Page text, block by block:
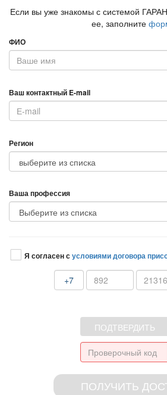
Если вы уже знакомы с системой
ее, заполните
ФИО
аш контактный E-mail
Регион
аша профессия
Я согласен сусловиями договора
+7